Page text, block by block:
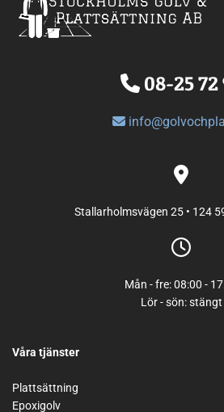
 08-25 72


Stallarholmsvägen 25 • 124

Mån - fre: 08:00 -
Lör - sön: stängt
Våra tjänster
Plattsättning
Epoxigolv